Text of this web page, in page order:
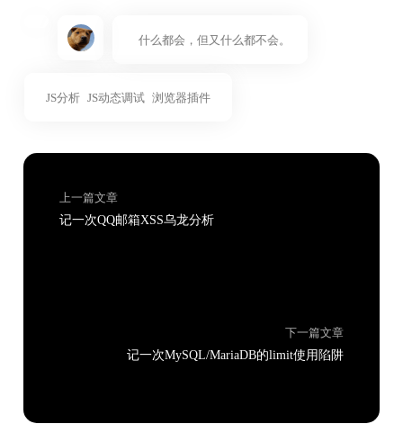
什么都会，但又什么都不会。
JS分析 JS动态调试 浏览器插件
上一篇文章
记一次QQ邮箱XSS乌龙分析
下一篇文章
记一次MySQL/MariaDB的limit使用陷阱